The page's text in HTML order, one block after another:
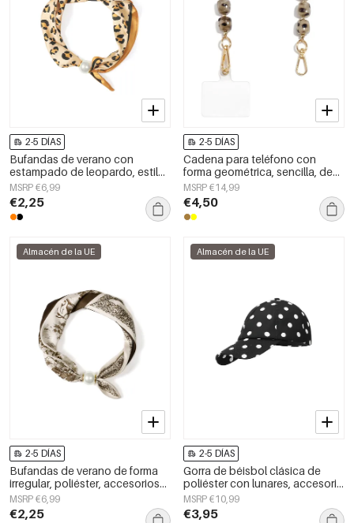
2-5 DÍAS
Bufandas de verano con
estampado de leopardo, estilo
casual, de poliéster, accesorios
para el día a día.
MSRP €6,99
€2,25
2-5 DÍAS
Cadena para teléfono con
forma geométrica, sencilla, de
acrílico, accesorio de uso
diario.
MSRP €14,99
€4,50
Almacén de la UE
2-5 DÍAS
Bufandas de verano de forma
irregular, poliéster, accesorios
diarios
MSRP €6,99
€2,25
Almacén de la UE
2-5 DÍAS
Gorra de béisbol clásica de
poliéster con lunares, accesorio
diario.
MSRP €10,99
€3,95